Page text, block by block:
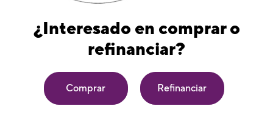
¿Interesado en comprar o
refinanciar?
Comprar Refinanciar